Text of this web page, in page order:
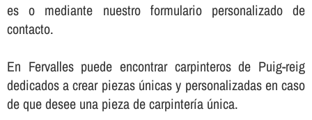
es o mediante nuestro formulario personalizado de
contacto.
En Fervalles puede encontrar carpinteros de Puig-reig
dedicados a crear piezas únicas y personalizadas en caso
de que desee una pieza de carpinterí­a única.